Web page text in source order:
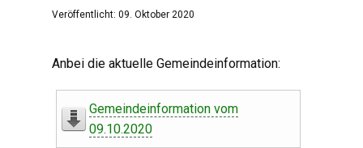
Veröffentlicht: 09. Oktober 2020
Anbei die aktuelle Gemeindeinformation:
Gemeindeinformation vom
09.10.2020